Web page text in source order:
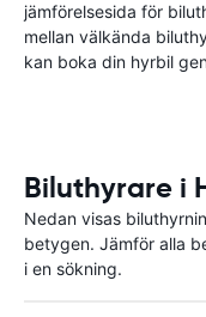
jämförelsesida för
mellan välkända
kan boka din hyrbil
Biluthyrare i
Nedan visas
betygen. Jämför alla
i en sökning.